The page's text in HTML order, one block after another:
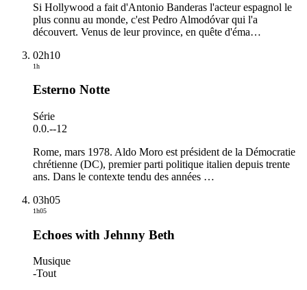
Si Hollywood a fait d'Antonio Banderas l'acteur espagnol le
plus connu au monde, c'est Pedro Almodóvar qui l'a
découvert. Venus de leur province, en quête d'éma…
02h10
1h
Esterno Notte
Série
0.0.--12
Rome, mars 1978. Aldo Moro est président de la Démocratie
chrétienne (DC), premier parti politique italien depuis trente
ans. Dans le contexte tendu des années …
03h05
1h05
Echoes with Jehnny Beth
Musique
-Tout